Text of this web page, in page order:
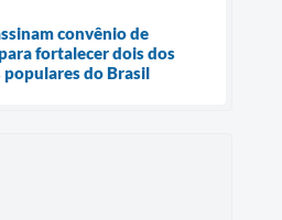
convênio de
fortalecer dois dos
do Brasil